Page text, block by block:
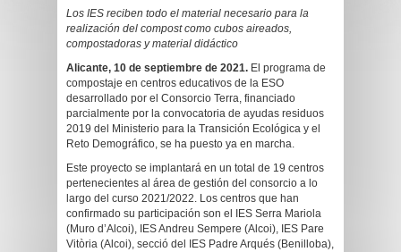
Los IES reciben todo el material necesario para la
realización del compost como cubos aireados,
compostadoras y material didáctico
Alicante, 10 de septiembre de 2021. El programa de
compostaje en centros educativos de la ESO
desarrollado por el Consorcio Terra, financiado
parcialmente por la convocatoria de ayudas residuos
2019 del Ministerio para la Transición Ecológica y el
Reto Demográfico, se ha puesto ya en marcha.
Este proyecto se implantará en un total de 19 centros
pertenecientes al área de gestión del consorcio a lo
largo del curso 2021/2022. Los centros que han
confirmado su participación son el IES Serra Mariola
(Muro d’Alcoi), IES Andreu Sempere (Alcoi), IES Pare
Vitòria (Alcoi), secció del IES Padre Arqués (Benilloba),